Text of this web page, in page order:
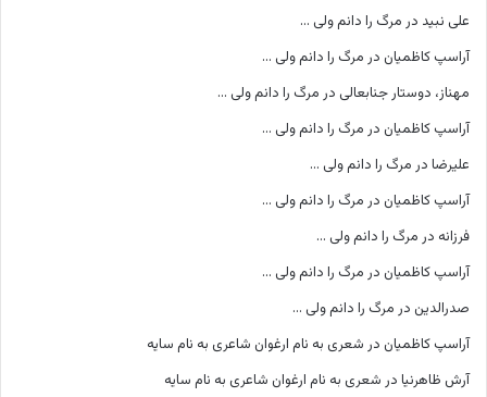
علی نبید در مرگ را دانم ولی …
آراسپ کاظمیان در مرگ را دانم ولی …
مهناز، دوستار جنابعالی در مرگ را دانم ولی …
آراسپ کاظمیان در مرگ را دانم ولی …
علیرضا در مرگ را دانم ولی …
آراسپ کاظمیان در مرگ را دانم ولی …
فرزانه در مرگ را دانم ولی …
آراسپ کاظمیان در مرگ را دانم ولی …
صدرالدین در مرگ را دانم ولی …
آراسپ کاظمیان در شعری به نام ارغوان شاعری به نام سایه
آرش ظاهرنیا در شعری به نام ارغوان شاعری به نام سایه